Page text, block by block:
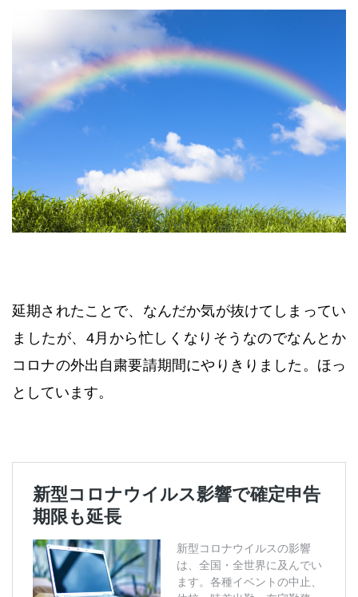
延期されたことで、なんだか気が抜けてしまってい
ましたが、4月から忙しくなりそうなのでなんとか
コロナの外出自粛要請期間にやりきりました。ほっ
としています。